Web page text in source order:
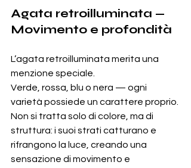
Agata retroilluminata —
Movimento e profondità
L’agata retroilluminata merita una
menzione speciale.
Verde, rossa, blu o nera — ogni
varietà possiede un carattere proprio.
Non si tratta solo di colore, ma di
struttura: i suoi strati catturano e
rifrangono la luce, creando una
sensazione di movimento e